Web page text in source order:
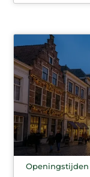
Openingstijden